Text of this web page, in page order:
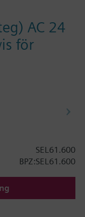
AC 24
för
SEL61.600
BPZ:SEL61.600